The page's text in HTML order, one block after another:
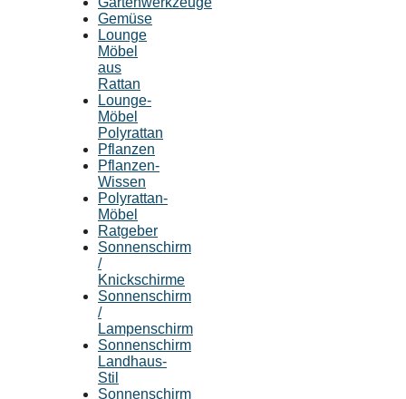
Gemüse
Lounge
Möbel
aus
Rattan
Lounge-
Möbel
Polyrattan
Pflanzen
Pflanzen-
Wissen
Polyrattan-
Möbel
Ratgeber
Sonnenschirm
/
Knickschirme
Sonnenschirm
/
Lampenschirm
Sonnenschirm
Landhaus-
Stil
Sonnenschirm